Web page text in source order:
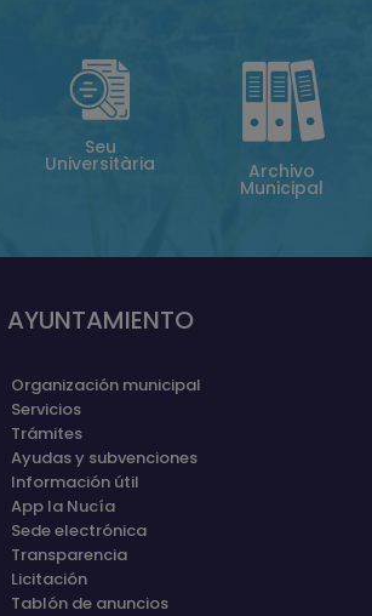
Seu
Universitària Archivo
Municipal
AYUNTAMIENTO
Organización municipal
Servicios
Trámites
Ayudas y subvenciones
Información útil
App la Nucía
Sede electrónica
Transparencia
Licitación
Tablón de anuncios